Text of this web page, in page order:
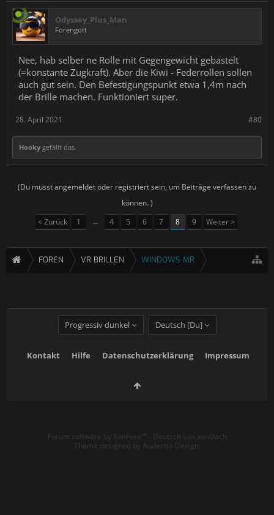
Odyssey_Plus_Man
Forengott
Nee, hab selber ne Rolle mit Gegengewicht gebastelt
(=konstante Zugkraft). Aber die Kiwi - Federrollen sollen
auch gut sein. Den Befestigungspunkt etwa 1,4m nach
der Brille machen. Funktioniert super.
#80
28. April 2021
Hooky gefällt das.
(Du musst angemeldet oder registriert sein, um Beiträge verfassen zu
können. )
< Zurück
1 ← 4 5 6 7 8 9 Weiter >
FOREN VR BRILLEN WINDOWS MR
Progressiv dunkel Deutsch [Du]
Kontakt Hilfe Datenschutzerklärung Impressum
Forum software by XenForo™ - Deutsch von xenDach
Theme designed by Audentio Design.